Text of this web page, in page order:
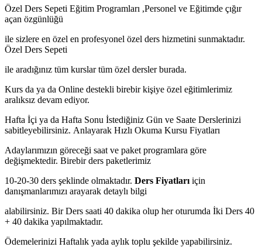
Özel Ders Sepeti Eğitim Programları ,Personel ve Eğitimde çığır
açan özgünlüğü
ile sizlere en özel en profesyonel özel ders hizmetini sunmaktadır.
Özel Ders Sepeti
ile aradığınız tüm kurslar tüm özel dersler burada.
Kurs da ya da Online destekli birebir kişiye özel eğitimlerimiz
aralıksız devam ediyor.
Hafta İçi ya da Hafta Sonu İstediğiniz Gün ve Saate Derslerinizi
sabitleyebilirsiniz. Anlayarak Hızlı Okuma Kursu Fiyatları
Adaylarımızın göreceği saat ve paket programlara göre
değişmektedir. Birebir ders paketlerimiz
10-20-30 ders şeklinde olmaktadır. Ders Fiyatları için
danışmanlarımızı arayarak detaylı bilgi
alabilirsiniz. Bir Ders saati 40 dakika olup her oturumda İki Ders 40
+ 40 dakika yapılmaktadır.
Ödemelerinizi Haftalık yada aylık toplu şekilde yapabilirsiniz.